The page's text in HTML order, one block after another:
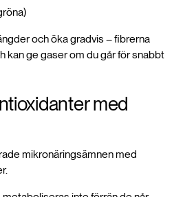
och öka gradvis – fibrerna
kan ge gaser om du går för snabbt
med
mikronäringsämnen med